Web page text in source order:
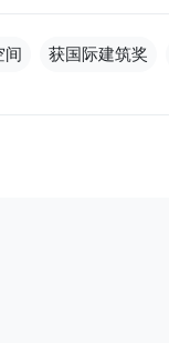
间 获国际建筑奖